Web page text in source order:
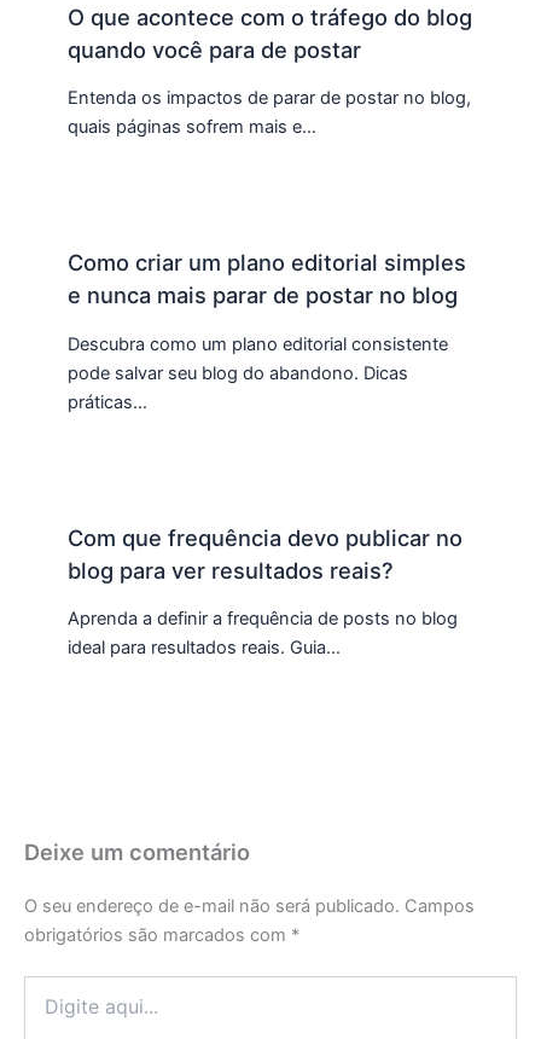
O que acontece com o tráfego do blog
quando você para de postar
Entenda os impactos de parar de postar no blog,
quais páginas sofrem mais e…
Como criar um plano editorial simples
e nunca mais parar de postar no blog
Descubra como um plano editorial consistente
pode salvar seu blog do abandono. Dicas
práticas…
Com que frequência devo publicar no
blog para ver resultados reais?
Aprenda a definir a frequência de posts no blog
ideal para resultados reais. Guia…
Deixe um comentário
O seu endereço de e-mail não será publicado. Campos
obrigatórios são marcados com *
aqui...